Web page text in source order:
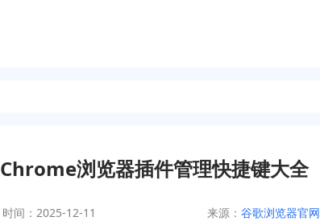
Chrome浏览器插件管理快捷键大全
时间：2025-12-11 来源： 谷歌浏览器官网